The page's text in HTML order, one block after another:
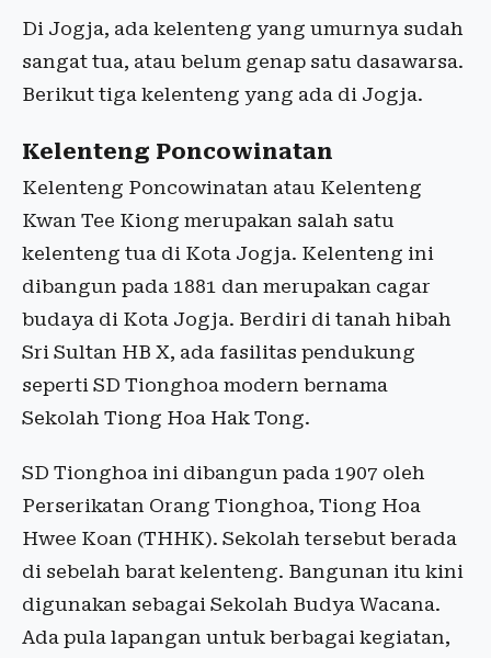
Di Jogja, ada kelenteng yang umurnya sudah
sangat tua, atau belum genap satu dasawarsa.
Berikut tiga kelenteng yang ada di Jogja.
Kelenteng Poncowinatan
Kelenteng Poncowinatan atau Kelenteng
Kwan Tee Kiong merupakan salah satu
kelenteng tua di Kota Jogja. Kelenteng ini
dibangun pada 1881 dan merupakan cagar
budaya di Kota Jogja. Berdiri di tanah hibah
Sri Sultan HB X, ada fasilitas pendukung
seperti SD Tionghoa modern bernama
Sekolah Tiong Hoa Hak Tong.
SD Tionghoa ini dibangun pada 1907 oleh
Perserikatan Orang Tionghoa, Tiong Hoa
Hwee Koan (THHK). Sekolah tersebut berada
di sebelah barat kelenteng. Bangunan itu kini
digunakan sebagai Sekolah Budya Wacana.
Ada pula lapangan untuk berbagai kegiatan,